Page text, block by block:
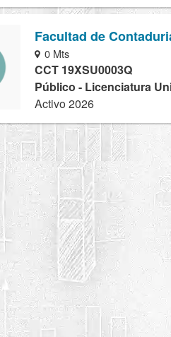
Facultad de
0 Mts
CCT 19XSU0003Q
Público - Licenciatura
Activo 2026